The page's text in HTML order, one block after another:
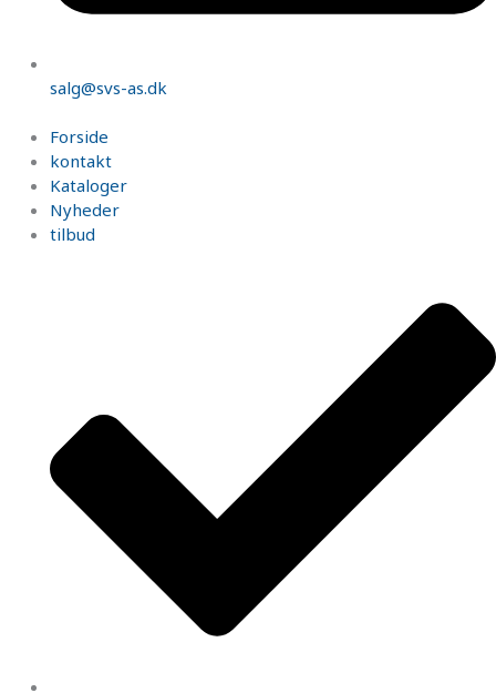
salg@svs-as.dk
Forside
kontakt
Kataloger
Nyheder
tilbud